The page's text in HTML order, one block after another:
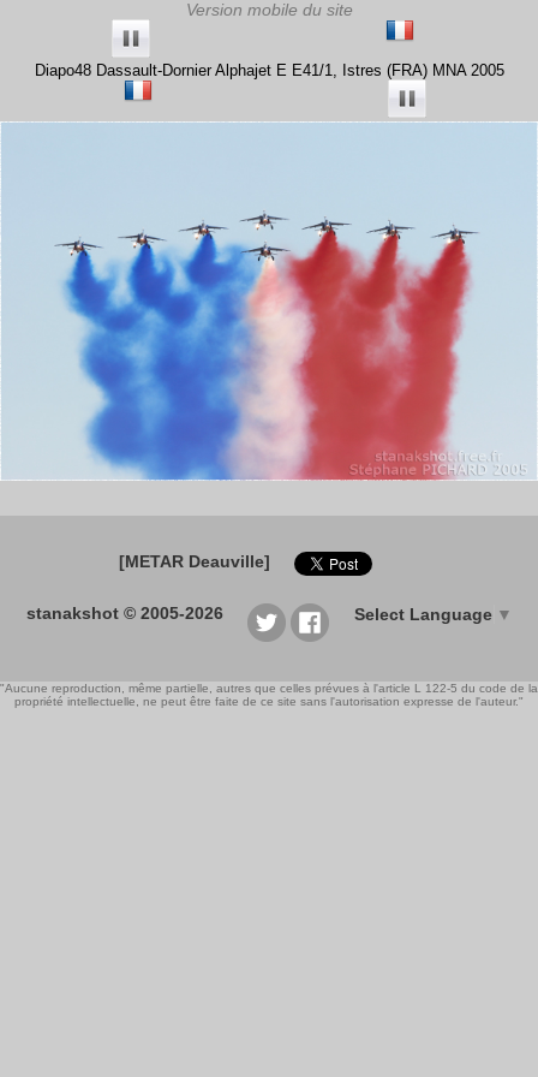
Diapo48 Dassault-Dornier Alphajet E E41/1, Istres (FRA) MNA 2005
[METAR Deauville]
stanakshot © 2005-2026 Select Language ▼
"Aucune reproduction, même partielle, autres que celles prévues à l'article L 122-5 du code de la
propriété intellectuelle, ne peut être faite de ce site sans l'autorisation expresse de l'auteur."